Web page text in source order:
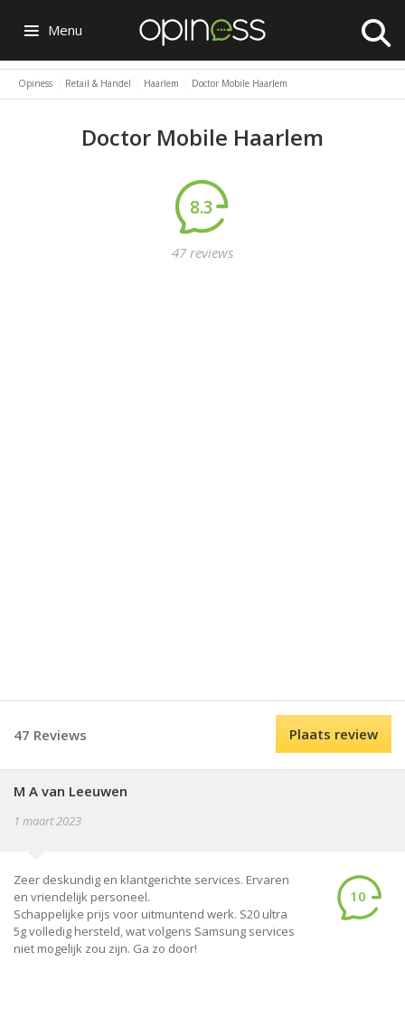
Menu
Opiness Retail & Handel Haarlem Doctor Mobile Haarlem
Doctor Mobile Haarlem
8.3
47 reviews
47 Reviews Plaats review
M A van Leeuwen
1 maart 2023
Zeer deskundig en klantgerichte services. Ervaren
en vriendelijk personeel.
Schappelijke prijs voor uitmuntend werk. S20 ultra
5g volledig hersteld, wat volgens Samsung services
niet mogelijk zou zijn. Ga zo door!
10